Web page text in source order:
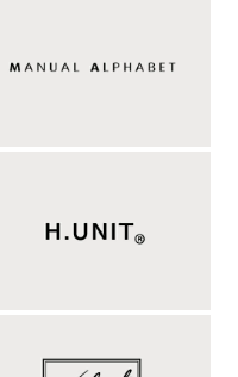
ることで、とっても品のあ
、暑い時期には袖を通した
、画像で私（身長170cm 体
、肩幅狭め）でサイズMを
タイプなので縮みを考えれ